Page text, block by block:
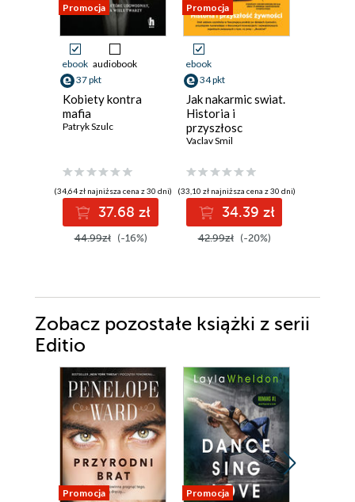
Promocja
ebook audiobook
37 pkt
Kobiety kontra
mafia
Patryk Szulc
(34,64 zł najniższa cena z 30 dni)
37.68 zł
44.99zł (-16%)
Promocja
ebook
34 pkt
Jak nakarmic swiat.
Historia i
przyszłosc
zywnosci
Vaclav Smil
(33,10 zł najniższa cena z 30 dni)
34.39 zł
42.99zł (-20%)
Zobacz pozostałe książki z serii
Editio
Promocja Promocja